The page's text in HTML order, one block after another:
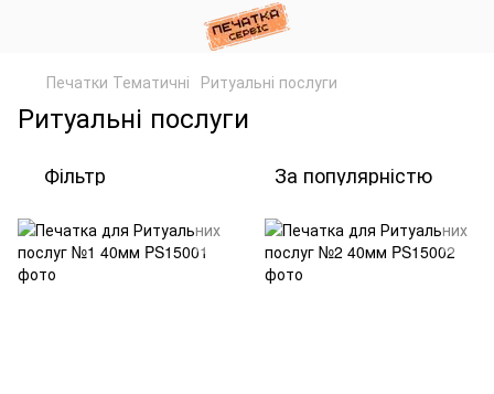
Печатки Тематичні Ритуальні послуги
Ритуальні послуги
Фільтр За популярністю